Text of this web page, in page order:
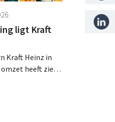
ligt Kraft
Kraft Heinz in
heeft zien